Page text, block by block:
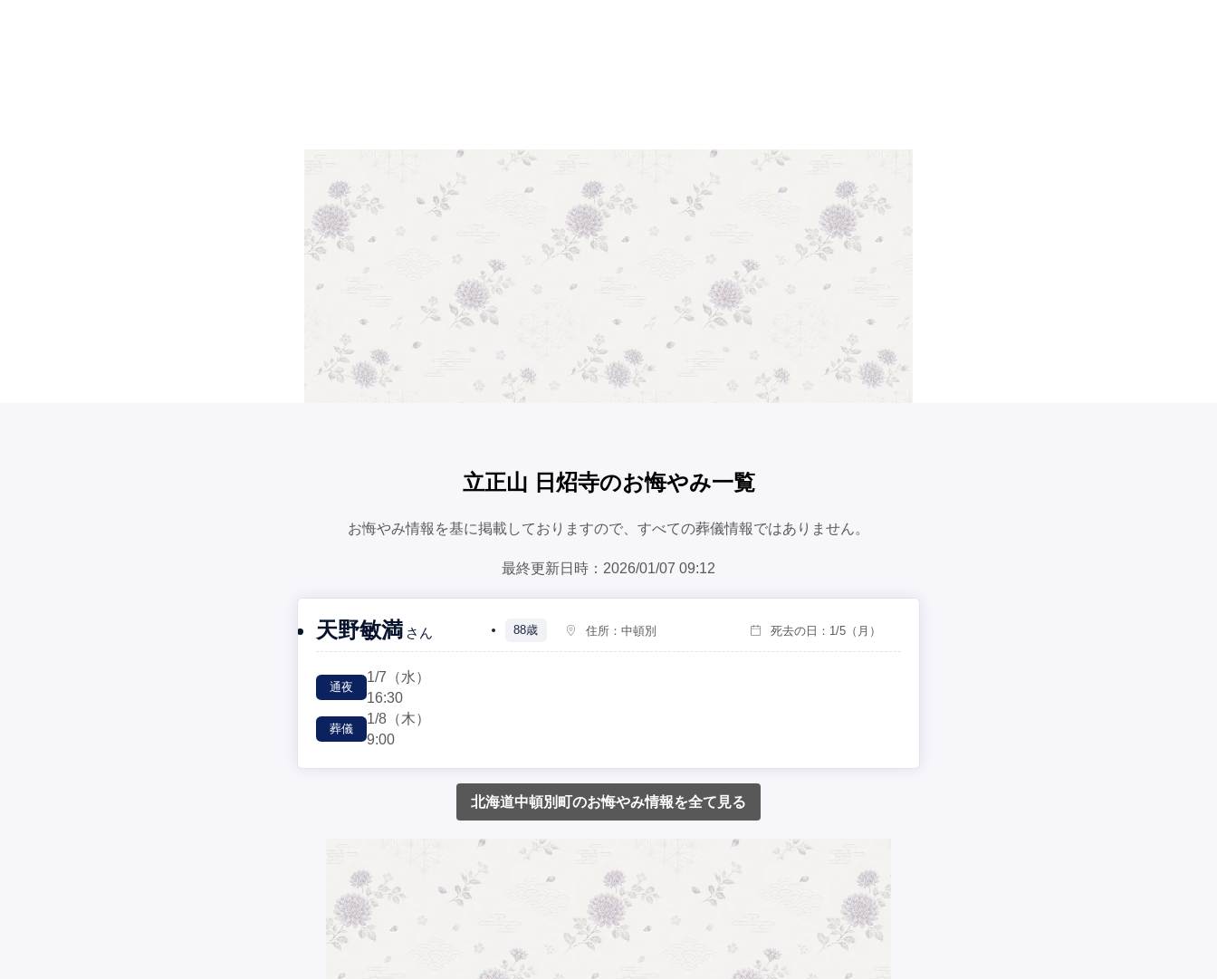
立正山 日炤寺のお悔やみ一覧
お悔やみ情報を基に掲載しておりますので、すべての葬儀情報ではありません。
最終更新日時：2026/01/07 09:12
天野敏満 さん 88歳 住所：中頓別 死去の日： 1/5 （月）
通夜
1/7 （水）
16:30
葬儀
1/8 （木）
9:00
北海道中頓別町のお悔やみ情報を全て見る